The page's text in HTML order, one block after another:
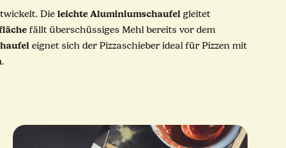
Die leichte Aluminiumschaufel gleitet
fällt überschüssiges Mehl bereits vor dem
eignet sich der Pizzaschieber ideal für Pizzen mit
.